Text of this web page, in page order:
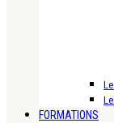
FORMATIONS